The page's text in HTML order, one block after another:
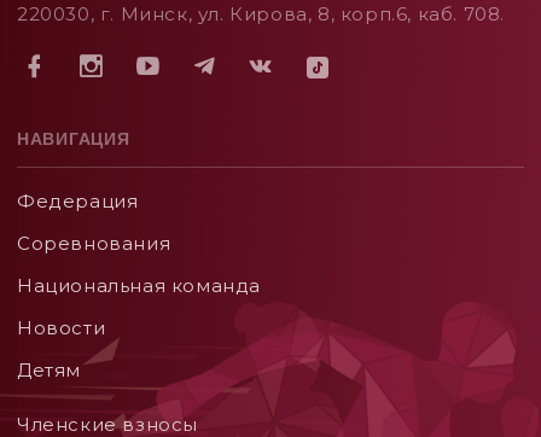
220030, г. Минск, ул. Кирова, 8, корп.6, каб. 708.
НАВИГАЦИЯ
Федерация
Соревнования
Национальная команда
Новости
Детям
Членские взносы